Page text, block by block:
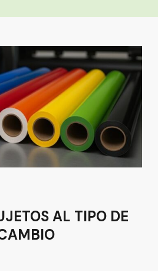
bodeguero Las Trojes León,
AL TIPO DE